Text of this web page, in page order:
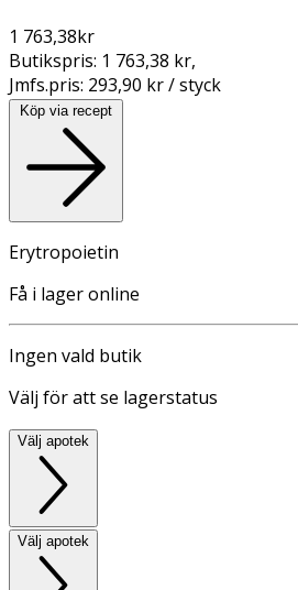
1 763,38kr
Butikspris: 1 763,38 kr,
Jmfs.pris: 293,90 kr / styck
Köp via recept
Erytropoietin
Få i lager online
Ingen vald butik
Välj för att se lagerstatus
Välj apotek
Välj apotek